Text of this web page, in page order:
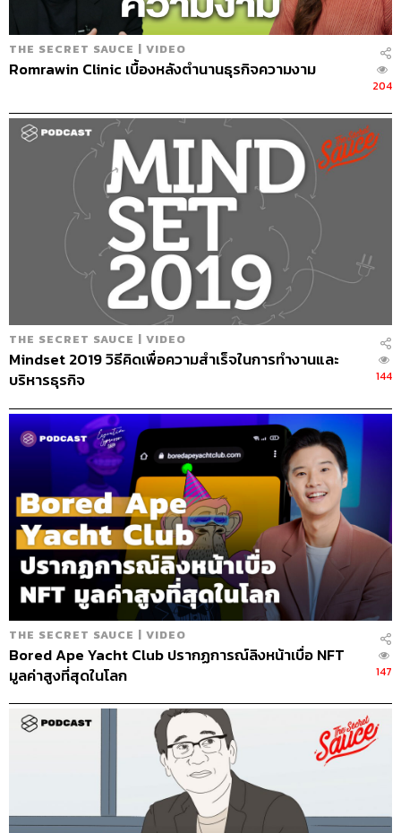
The Host นครินทร์ วนกิจไพบูลย์
The Guest Ben King
Show Creatorนครินทร์ วนกิจไพบูลย์
Show Producersเชษฐพงศ์ ชูประดิษฐ์, ปวริศา ตั้งตุลานนท์
Episode Editorปวริศา ตั้งตุลานนท์
Sound Designer & Engineerกฤตพล จียะเกียรติ
Coordinator & Adminอภิสิทธิ์​ หรรษาภิรมย์โชค
Art Directorอนงค์นาฏ วิวัฒนานนท์
Proofreaderพรนภัส ชำนาญค้า
Webmaster จินตนา ประชุมพันธ์
TAGS: นครินทร์
The Secret Sauce
เคน นครินทร์
นครินทร์ วนกิจไพบูลย์
Podcast
เคล็ดลับความสำเร็จ
Business
ถอดรหัสความสำเร็จ
brand
THE SECRET SAUCE | VIDEO
Romrawin Clinic เบื้องหลังตำนานธุรกิจความงาม
204
THE SECRET SAUCE | VIDEO
Mindset 2019 วิธีคิดเพื่อความสำเร็จในการทำงานและ
บริหารธุรกิจ
144
THE SECRET SAUCE | VIDEO
Bored Ape Yacht Club ปรากฏการณ์ลิงหน้าเบื่อ NFT
มูลค่าสูงที่สุดในโลก
147